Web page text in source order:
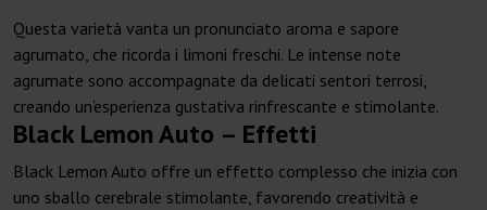
Questa varietà vanta un pronunciato aroma e sapore
agrumato, che ricorda i limoni freschi. Le intense note
agrumate sono accompagnate da delicati sentori terrosi,
creando un’esperienza gustativa rinfrescante e stimolante.
Black Lemon Auto – Effetti
Black Lemon Auto offre un effetto complesso che inizia con
uno sballo cerebrale stimolante, favorendo creatività e